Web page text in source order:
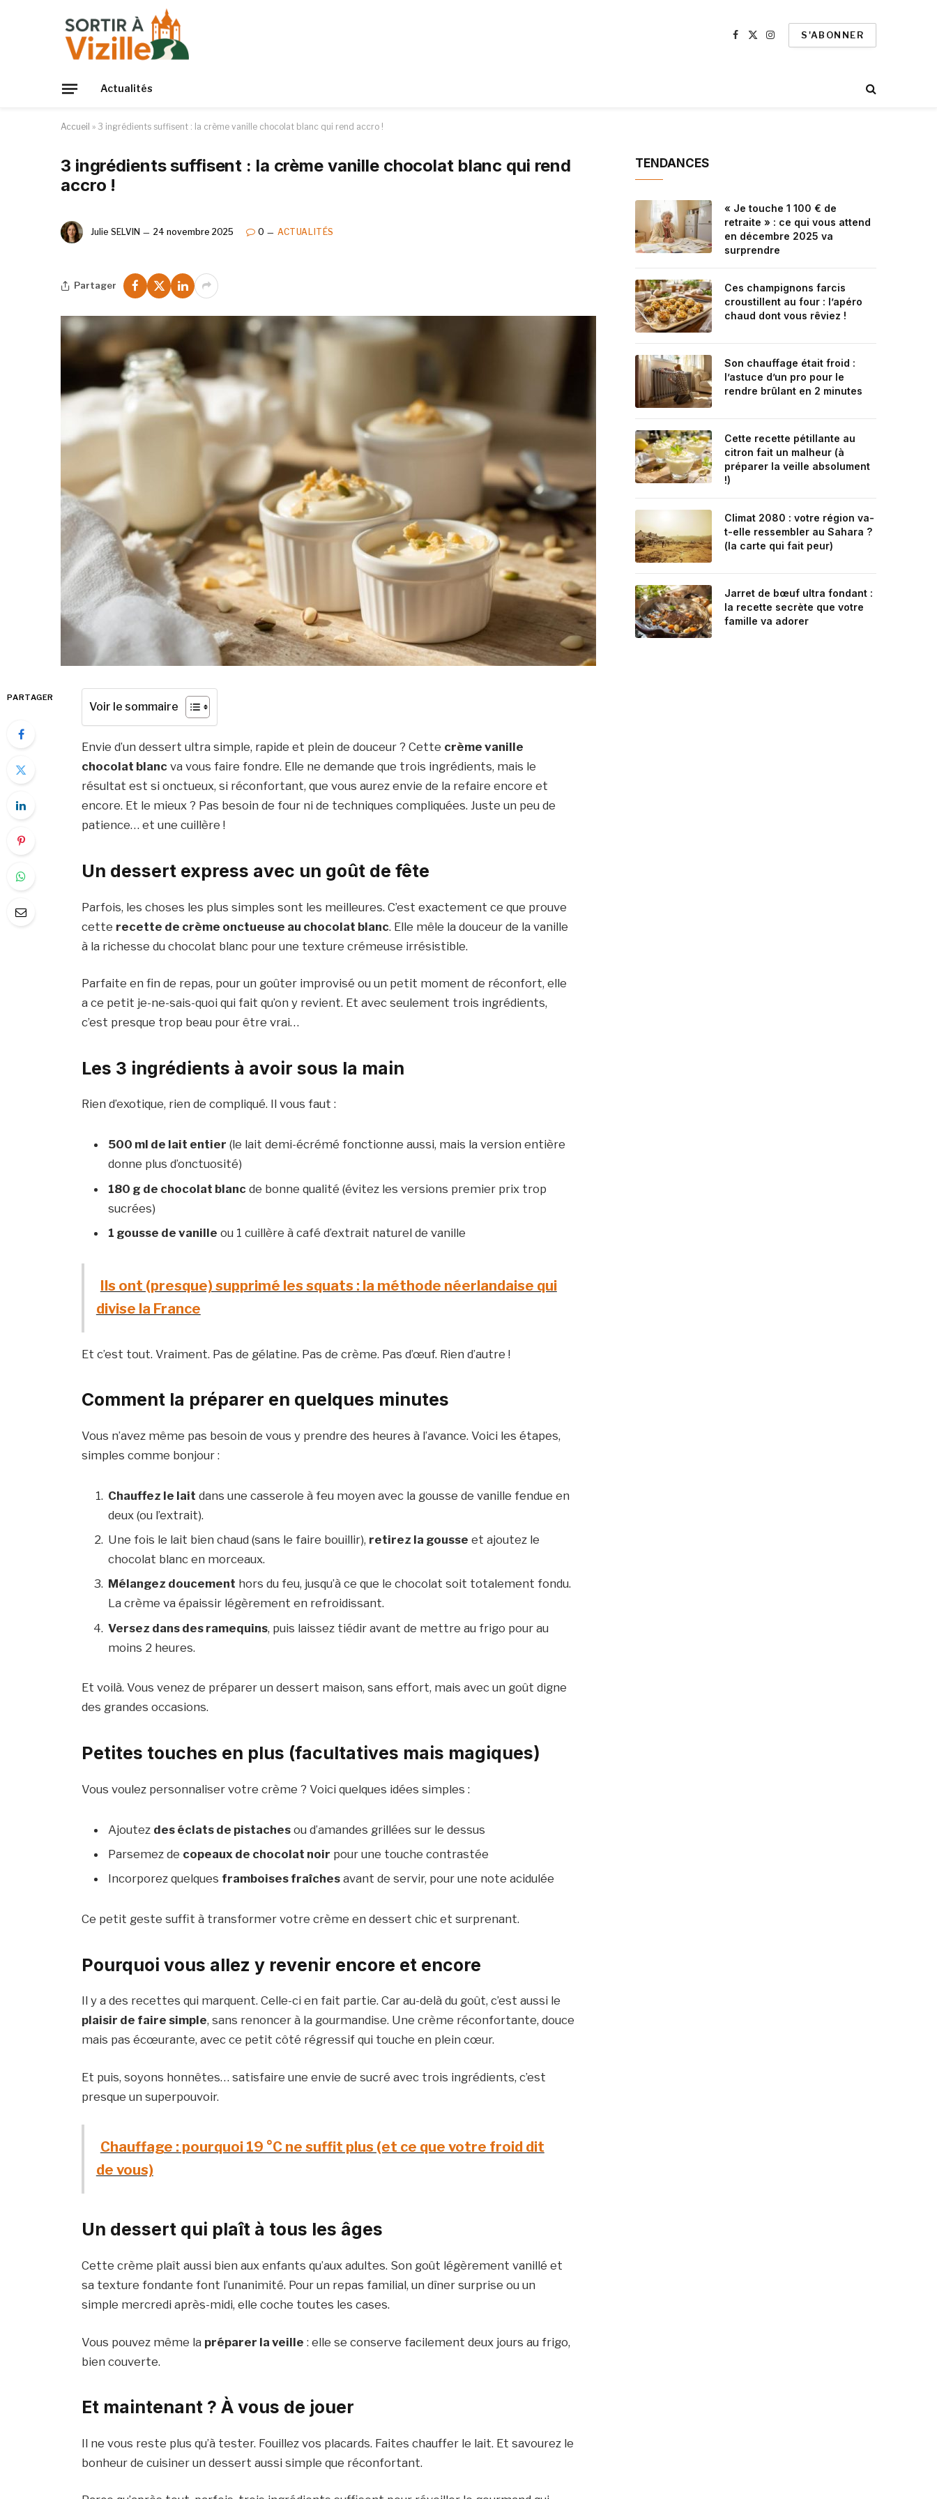
Facebook
X
Instagram
S'ABONNER
Actualités
Accueil » 3 ingrédients suffisent : la crème vanille chocolat blanc qui rend accro !
3 ingrédients suffisent : la crème vanille chocolat blanc qui rend
accro !
Julie SELVIN 24 novembre 2025 0 ACTUALITÉS
Partager
PARTAGER
Voir le sommaire
Envie d’un dessert ultra simple, rapide et plein de douceur ? Cette crème vanille
chocolat blanc va vous faire fondre. Elle ne demande que trois ingrédients, mais le
résultat est si onctueux, si réconfortant, que vous aurez envie de la refaire encore et
encore. Et le mieux ? Pas besoin de four ni de techniques compliquées. Juste un peu de
patience… et une cuillère !
Un dessert express avec un goût de fête
Parfois, les choses les plus simples sont les meilleures. C’est exactement ce que prouve
cette recette de crème onctueuse au chocolat blanc. Elle mêle la douceur de la vanille
à la richesse du chocolat blanc pour une texture crémeuse irrésistible.
Parfaite en fin de repas, pour un goûter improvisé ou un petit moment de réconfort, elle
a ce petit je-ne-sais-quoi qui fait qu’on y revient. Et avec seulement trois ingrédients,
c’est presque trop beau pour être vrai…
Les 3 ingrédients à avoir sous la main
Rien d’exotique, rien de compliqué. Il vous faut :
500 ml de lait entier (le lait demi-écrémé fonctionne aussi, mais la version entière
donne plus d’onctuosité)
180 g de chocolat blanc de bonne qualité (évitez les versions premier prix trop
sucrées)
1 gousse de vanille ou 1 cuillère à café d’extrait naturel de vanille
Ils ont (presque) supprimé les squats : la méthode néerlandaise qui
divise la France
Et c’est tout. Vraiment. Pas de gélatine. Pas de crème. Pas d’œuf. Rien d’autre !
Comment la préparer en quelques minutes
Vous n’avez même pas besoin de vous y prendre des heures à l’avance. Voici les étapes,
simples comme bonjour :
Chauffez le lait dans une casserole à feu moyen avec la gousse de vanille fendue en
deux (ou l’extrait).
Une fois le lait bien chaud (sans le faire bouillir), retirez la gousse et ajoutez le
chocolat blanc en morceaux.
Mélangez doucement hors du feu, jusqu’à ce que le chocolat soit totalement fondu.
La crème va épaissir légèrement en refroidissant.
Versez dans des ramequins, puis laissez tiédir avant de mettre au frigo pour au
moins 2 heures.
Et voilà. Vous venez de préparer un dessert maison, sans effort, mais avec un goût digne
des grandes occasions.
Petites touches en plus (facultatives mais magiques)
Vous voulez personnaliser votre crème ? Voici quelques idées simples :
Ajoutez des éclats de pistaches ou d’amandes grillées sur le dessus
Parsemez de copeaux de chocolat noir pour une touche contrastée
Incorporez quelques framboises fraîches avant de servir, pour une note acidulée
Ce petit geste suffit à transformer votre crème en dessert chic et surprenant.
Pourquoi vous allez y revenir encore et encore
Il y a des recettes qui marquent. Celle-ci en fait partie. Car au-delà du goût, c’est aussi le
plaisir de faire simple, sans renoncer à la gourmandise. Une crème réconfortante, douce
mais pas écœurante, avec ce petit côté régressif qui touche en plein cœur.
Et puis, soyons honnêtes… satisfaire une envie de sucré avec trois ingrédients, c’est
presque un superpouvoir.
Chauffage : pourquoi 19 °C ne suffit plus (et ce que votre froid dit
de vous)
Un dessert qui plaît à tous les âges
Cette crème plaît aussi bien aux enfants qu’aux adultes. Son goût légèrement vanillé et
sa texture fondante font l’unanimité. Pour un repas familial, un dîner surprise ou un
simple mercredi après-midi, elle coche toutes les cases.
Vous pouvez même la préparer la veille : elle se conserve facilement deux jours au frigo,
bien couverte.
Et maintenant ? À vous de jouer
Il ne vous reste plus qu’à tester. Fouillez vos placards. Faites chauffer le lait. Et savourez le
bonheur de cuisiner un dessert aussi simple que réconfortant.
TENDANCES
« Je touche 1 100 € de
retraite » : ce qui vous attend
en décembre 2025 va
surprendre
Ces champignons farcis
croustillent au four : l’apéro
chaud dont vous rêviez !
Son chauffage était froid :
l’astuce d’un pro pour le
rendre brûlant en 2 minutes
Cette recette pétillante au
citron fait un malheur (à
préparer la veille absolument
!)
Climat 2080 : votre région va-
t-elle ressembler au Sahara ?
(la carte qui fait peur)
Jarret de bœuf ultra fondant :
la recette secrète que votre
famille va adorer